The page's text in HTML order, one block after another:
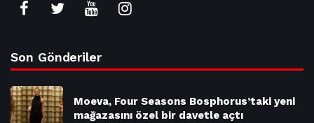
Son Gönderiler
Moeva, Four Seasons Bosphorus’taki yeni
mağazasını özel bir davetle açtı